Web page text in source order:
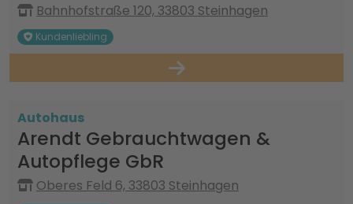
Bahnhofstraße 120, 33803 Steinhagen
Kundenliebling
Autohaus
Arendt Gebrauchtwagen &
Autopflege GbR
Oberes Feld 6, 33803 Steinhagen